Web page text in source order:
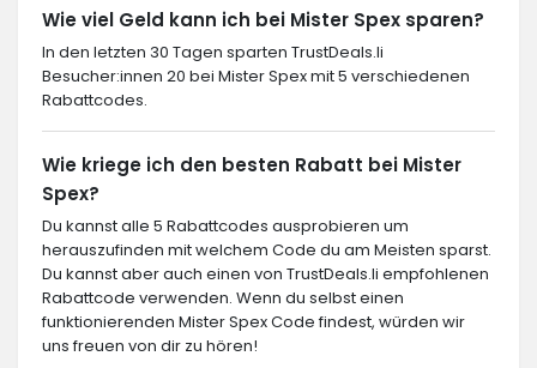
Wie viel Geld kann ich bei Mister Spex sparen?
In den letzten 30 Tagen sparten TrustDeals.li
Besucher:innen 20 bei Mister Spex mit 5 verschiedenen
Rabattcodes.
Wie kriege ich den besten Rabatt bei Mister
Spex?
Du kannst alle 5 Rabattcodes ausprobieren um
herauszufinden mit welchem Code du am Meisten sparst.
Du kannst aber auch einen von TrustDeals.li empfohlenen
Rabattcode verwenden. Wenn du selbst einen
funktionierenden Mister Spex Code findest, würden wir
uns freuen von dir zu hören!